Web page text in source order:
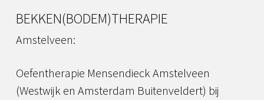
BEKKEN(BODEM)THERAPIE
Amstelveen:
Oefentherapie Mensendieck Amstelveen
(Westwijk en Amsterdam Buitenveldert) bij